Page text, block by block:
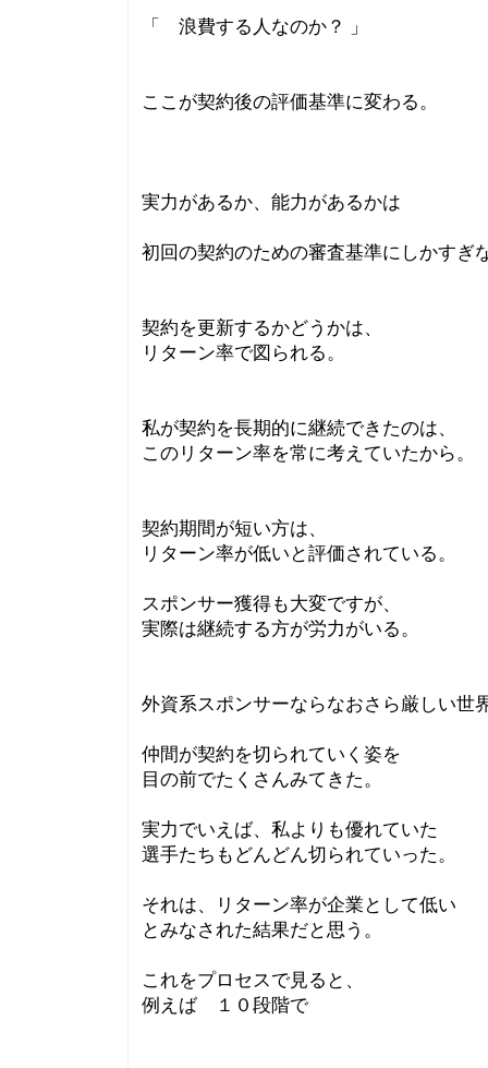
「 浪費する人なのか？ 」
ここが契約後の評価基準に変わる。
実力があるか、能力があるかは
初回の契約のための審査基準にしかすぎ
契約を更新するかどうかは、
リターン率で図られる。
私が契約を長期的に継続できたのは、
このリターン率を常に考えていたから。
契約期間が短い方は、
リターン率が低いと評価されている。
スポンサー獲得も大変ですが、
実際は継続する方が労力がいる。
外資系スポンサーならなおさら厳しい世
仲間が契約を切られていく姿を
目の前でたくさんみてきた。
実力でいえば、私よりも優れていた
選手たちもどんどん切られていった。
それは、リターン率が企業として低い
とみなされた結果だと思う。
これをプロセスで見ると、
例えば １０段階で